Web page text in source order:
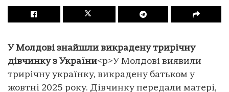
У Молдові знайшли викрадену трирічну
дівчинку з України<p>У Молдові виявили
трирічну українку, викрадену батьком у
жовтні 2025 року. Дівчинку передали матері,